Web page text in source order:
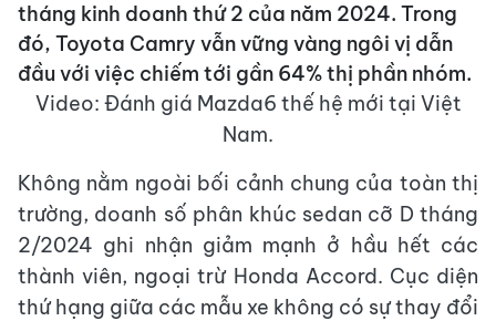
tháng kinh doanh thứ 2 của năm 2024. Trong
đó, Toyota Camry vẫn vững vàng ngôi vị dẫn
đầu với việc chiếm tới gần 64% thị phần nhóm.
Video: Đánh giá Mazda6 thế hệ mới tại Việt
Nam.
Không nằm ngoài bối cảnh chung của toàn thị
trường, doanh số phân khúc sedan cỡ D tháng
2/2024 ghi nhận giảm mạnh ở hầu hết các
thành viên, ngoại trừ Honda Accord. Cục diện
thứ hạng giữa các mẫu xe không có sự thay đổi